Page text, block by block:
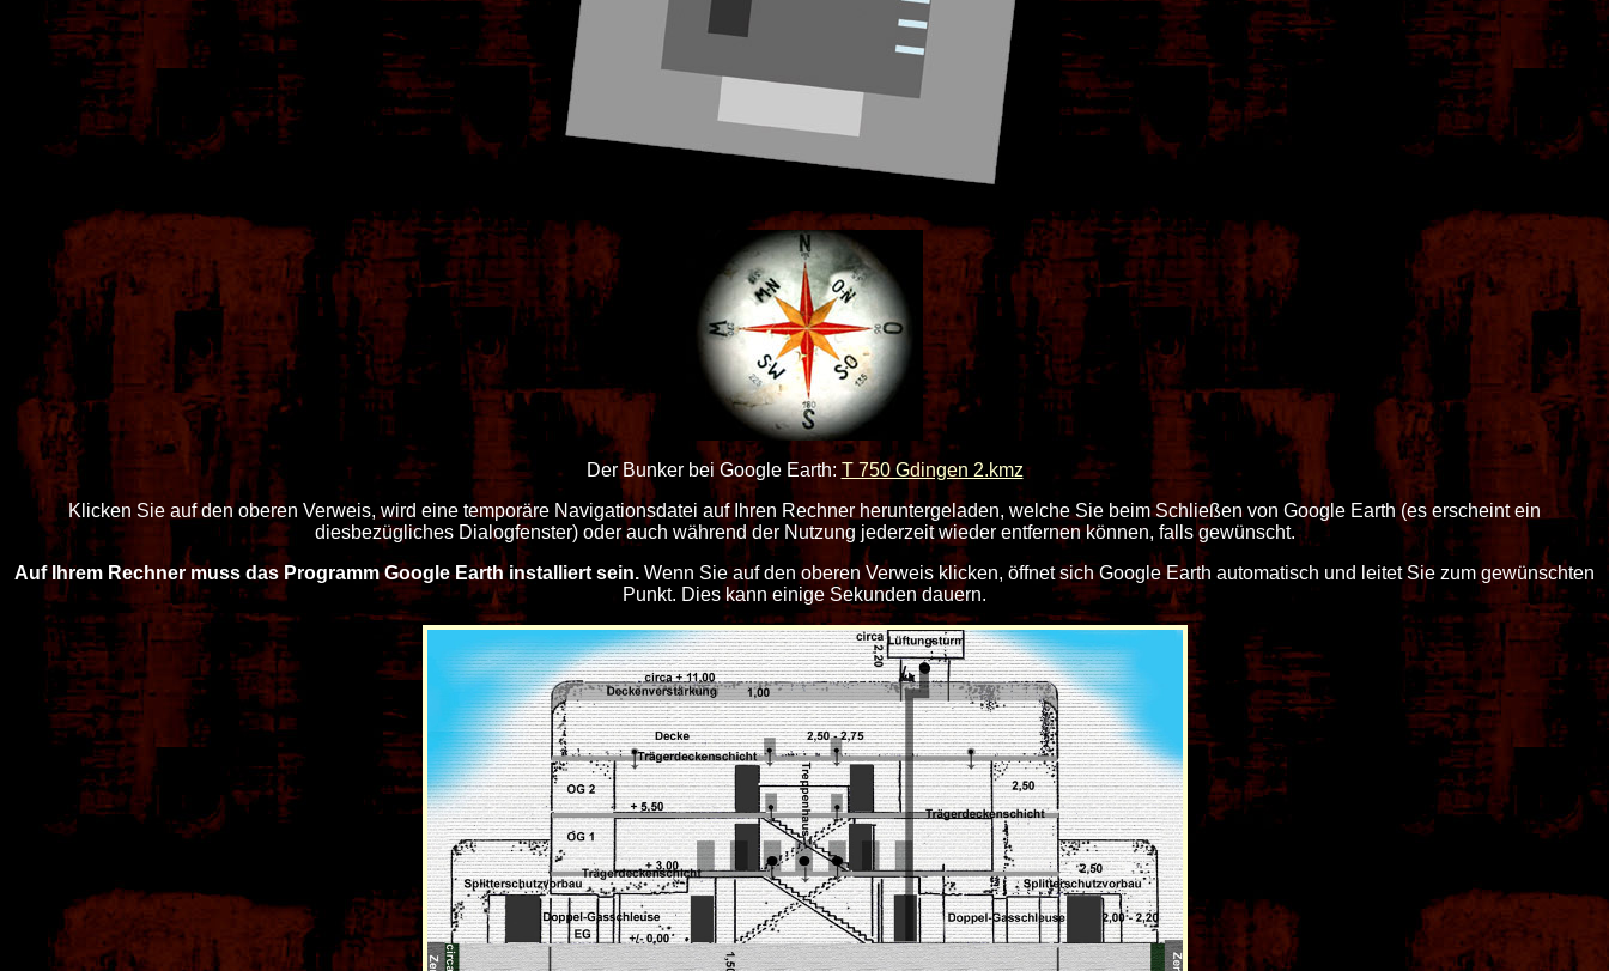
Der Bunker bei Google Earth: T 750 Gdingen 2.kmz
Klicken Sie auf den oberen Verweis, wird eine temporäre Navigationsdatei auf Ihren Rechner heruntergeladen, welche Sie beim Schließen von Google Earth (es erscheint ein
diesbezügliches Dialogfenster) oder auch während der Nutzung jederzeit wieder entfernen können, falls gewünscht.
Auf Ihrem Rechner muss das Programm Google Earth installiert sein. Wenn Sie auf den oberen Verweis klicken, öffnet sich Google Earth automatisch und leitet Sie zum gewünschten
Punkt. Dies kann einige Sekunden dauern.